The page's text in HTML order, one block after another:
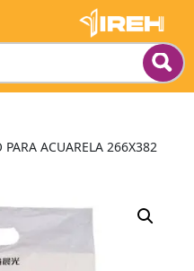
ACUARELA 266X382